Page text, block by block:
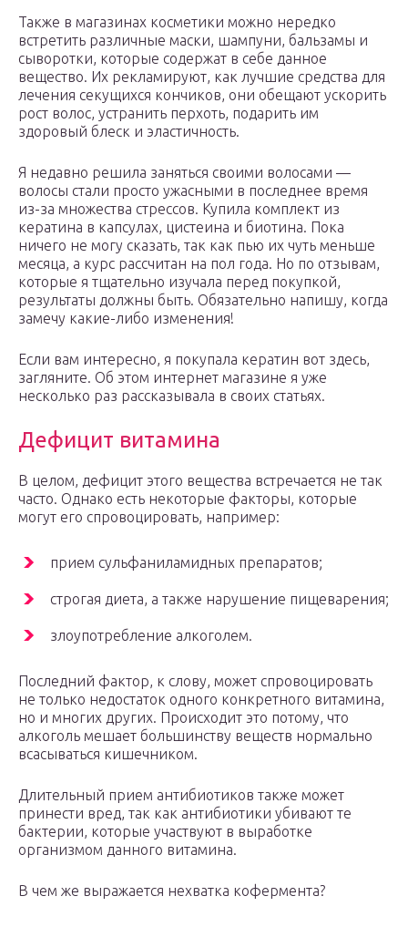
Также в магазинах косметики можно нередко
встретить различные маски, шампуни, бальзамы и
сыворотки, которые содержат в себе данное
вещество. Их рекламируют, как лучшие средства для
лечения секущихся кончиков, они обещают ускорить
рост волос, устранить перхоть, подарить им
здоровый блеск и эластичность.
Я недавно решила заняться своими волосами —
волосы стали просто ужасными в последнее время
из-за множества стрессов. Купила комплект из
кератина в капсулах, цистеина и биотина. Пока
ничего не могу сказать, так как пью их чуть меньше
месяца, а курс рассчитан на пол года. Но по отзывам,
которые я тщательно изучала перед покупкой,
результаты должны быть. Обязательно напишу, когда
замечу какие-либо изменения!
Если вам интересно, я покупала кератин вот здесь,
загляните. Об этом интернет магазине я уже
несколько раз рассказывала в своих статьях.
Дефицит витамина
В целом, дефицит этого вещества встречается не так
часто. Однако есть некоторые факторы, которые
могут его спровоцировать, например:
прием сульфаниламидных препаратов;
строгая диета, а также нарушение пищеварения;
злоупотребление алкоголем.
Последний фактор, к слову, может спровоцировать
не только недостаток одного конкретного витамина,
но и многих других. Происходит это потому, что
алкоголь мешает большинству веществ нормально
всасываться кишечником.
Длительный прием антибиотиков также может
принести вред, так как антибиотики убивают те
бактерии, которые участвуют в выработке
организмом данного витамина.
В чем же выражается нехватка кофермента?